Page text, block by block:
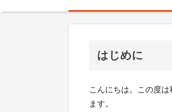
はじめに
こんにちは。この度
ます。